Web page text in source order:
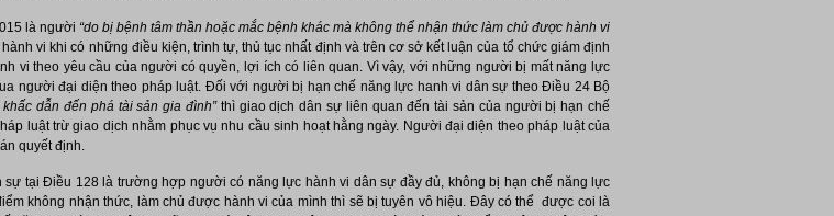
là người “do bị bệnh tâm thần hoặc mắc bệnh khác mà không thể nhận thức làm chủ được hành vi
vi khi có những điều kiện, trình tự, thủ tục nhất định và trên cơ sở kết luận của tổ chức giám định
vi theo yêu cầu của người có quyền, lợi ích có liên quan. Vì vậy, với những người bị mất năng lực
người đại diện theo pháp luật. Đối với người bị hạn chế năng lực hanh vi dân sự theo Điều 24 Bộ
dẫn đến phá tài sản gia đình”thì giao dịch dân sự liên quan đến tài sản của người bị hạn chế
luật trừ giao dịch nhằm phục vụ nhu cầu sinh hoạt hằng ngày. Người đại diện theo pháp luật của
quyết định.
tại Điều 128 là trường hợp người có năng lực hành vi dân sự đầy đủ, không bị hạn chế năng lực
không nhận thức, làm chủ được hành vi của mình thì sẽ bị tuyên vô hiệu. Đây có thể được coi là